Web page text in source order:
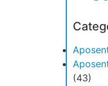
(43)